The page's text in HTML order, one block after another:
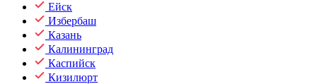
Ейск
Избербаш
Казань
Калининград
Каспийск
Кизилюрт